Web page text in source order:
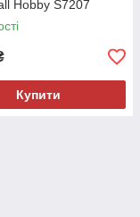
Hobby S7207
Купити